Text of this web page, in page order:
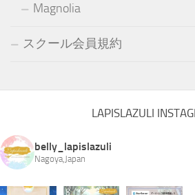
Magnolia
スクール会員規約
LAPISLAZULI
belly_lapislazuli
Nagoya,Japan